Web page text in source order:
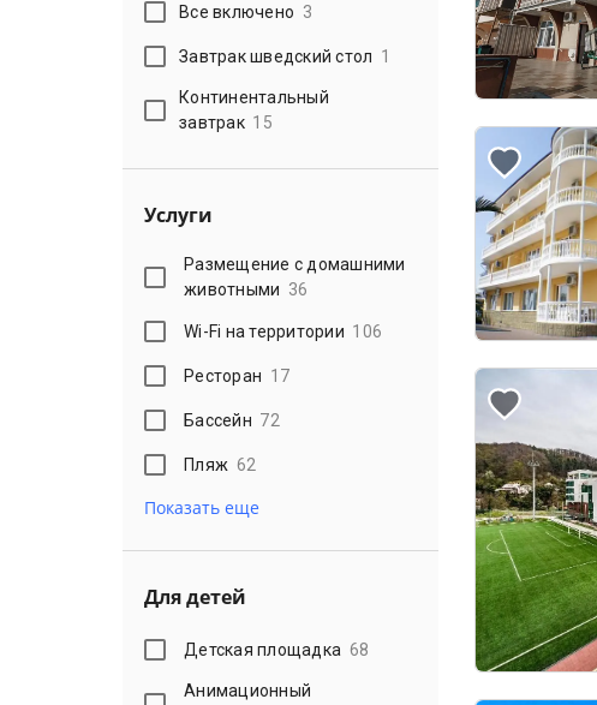
Все включено 3
Завтрак шведский стол 1
Континентальный
завтрак 15
Услуги
Размещение с домашними
животными 36
Wi-Fi на территории 106
Ресторан 17
Бассейн 72
Пляж 62
Показать еще
Для детей
Детская площадка 68
Анимационный